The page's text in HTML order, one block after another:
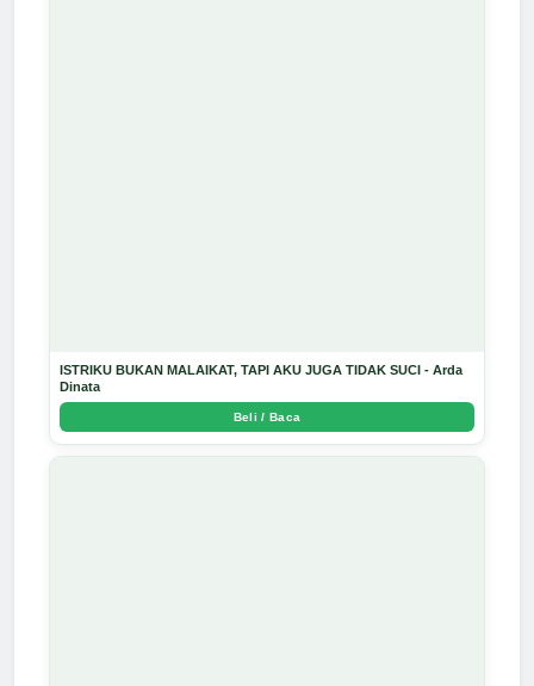
ISTRIKU BUKAN MALAIKAT, TAPI AKU JUGA TIDAK SUCI - Arda
Dinata
Beli / Baca